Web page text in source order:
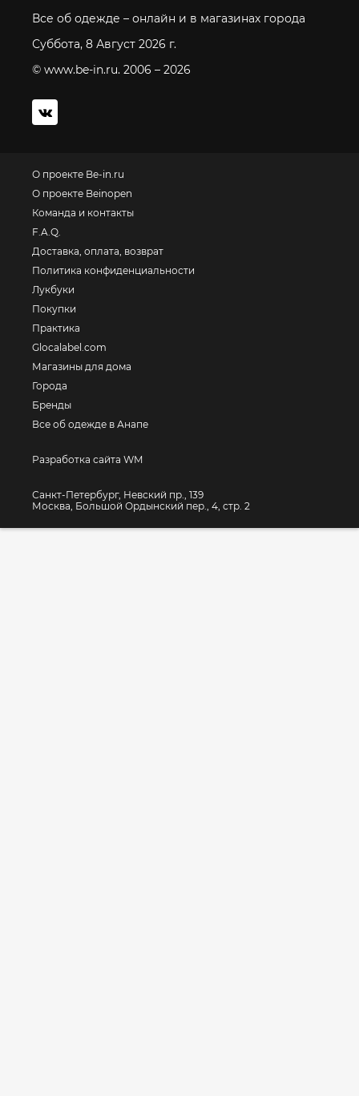
Все об одежде – онлайн и в магазинах города
Суббота, 8 Август 2026 г.
© www.be-in.ru. 2006 – 2026
О проекте Be-in.ru
О проекте Beinopen
Команда и контакты
F.A.Q.
Доставка, оплата, возврат
Политика конфиденциальности
Лукбуки
Покупки
Практика
Glocalabel.com
Магазины для дома
Города
Бренды
Все об одежде в Анапе
Разработка сайта WM
Санкт-Петербург, Невский пр., 139
Москва, Большой Ордынский пер., 4, стр. 2